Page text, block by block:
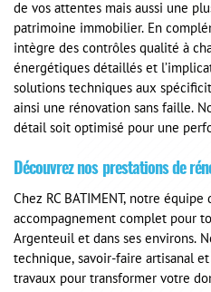
de vos attentes mais aussi une
patrimoine immobilier. En
intègre des contrôles qualité à
énergétiques détaillés et
solutions techniques aux
ainsi une rénovation sans faille.
détail soit optimisé pour une
Découvrez nos prestations de
Chez RC BATIMENT, notre équipe
accompagnement complet pour
Argenteuil et dans ses environs.
technique, savoir-faire artisanal
travaux pour transformer votre